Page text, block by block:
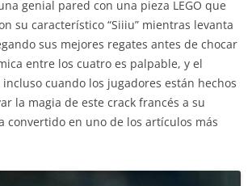
genial pared con una pieza LEGO que
su característico “Siiiu” mientras levanta
sus mejores regates antes de chocar
entre los cuatro es palpable, y el
cuando los jugadores están hechos
la magia de este crack francés a su
convertido en uno de los artículos más